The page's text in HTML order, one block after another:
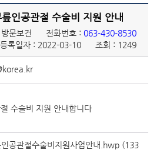
인공관절 수술비 지원 안내
문보건 전화번호 : 063-430-8530
등록일자 : 2022-03-10
조회 : 1249
수술비 지원 안내합니다
인공관절수술비지원사업안내.hwp (133